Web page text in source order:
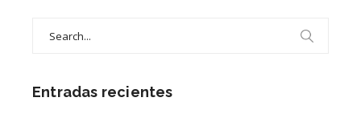
Entradas recientes